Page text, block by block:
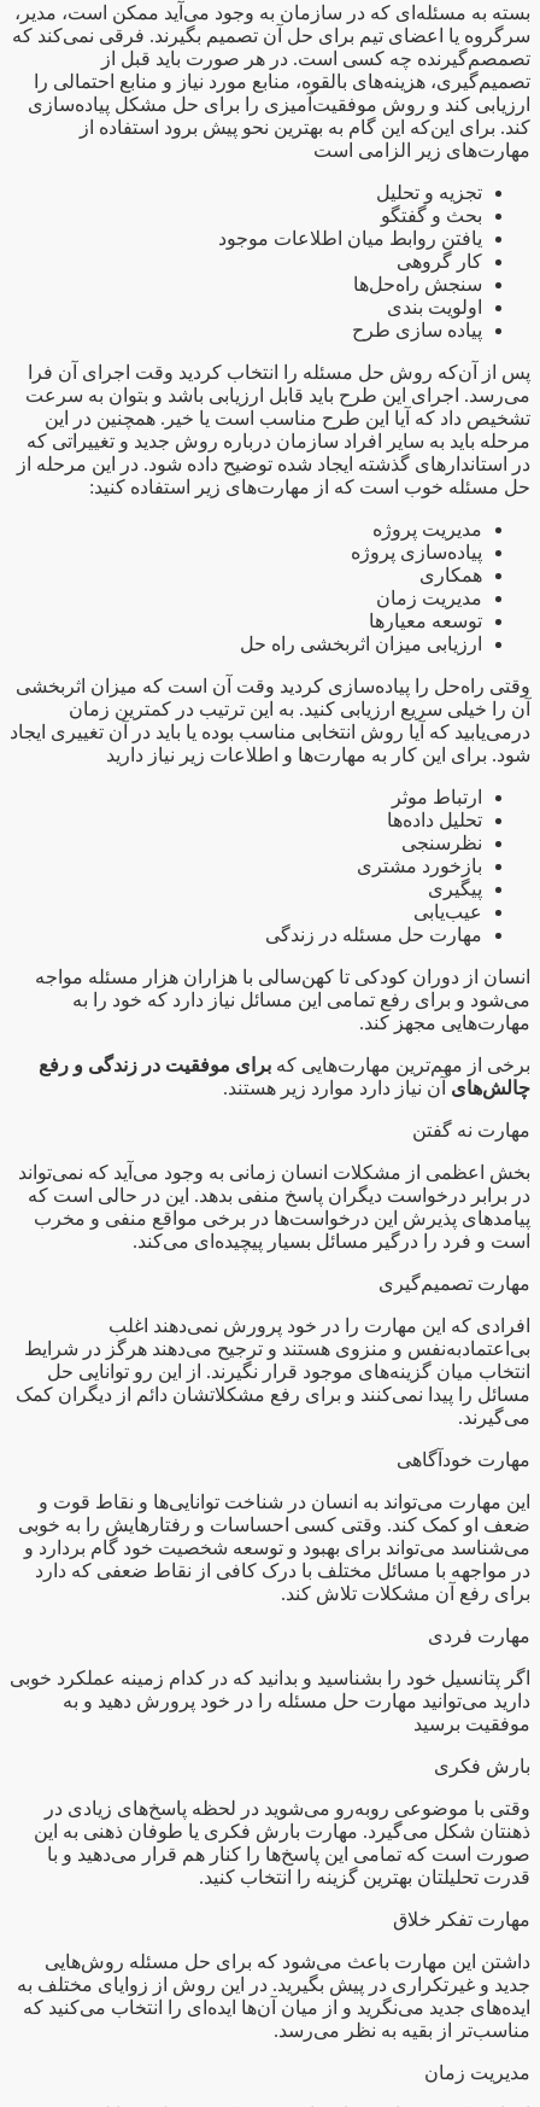
بسته به مسئله‌ای که در سازمان به وجود می‌آید ممکن است، مدیر،
سرگروه یا اعضای تیم برای حل آن تصمیم بگیرند. فرقی نمی‌کند که
تصمصم‌گیرنده چه کسی است. در هر صورت باید قبل از
تصمیم‌گیری، هزینه‌های بالقوه، منابع مورد نیاز و منابع احتمالی را
ارزیابی کند و روش موفقیت‌آمیزی را برای حل مشکل پیاده‌سازی
کند. برای این‌که این گام به بهترین نحو پیش برود استفاده از
مهارت‌های زیر الزامی است
تجزیه و تحلیل
بحث و گفتگو
یافتن روابط میان اطلاعات موجود
کار گروهی
سنجش راه‌حل‌ها
اولویت بندی
پیاده‌ سازی طرح
پس از آن‌که روش حل مسئله را انتخاب کردید وقت اجرای آن فرا
می‌رسد. اجرای این طرح باید قابل ارزیابی باشد و بتوان به سرعت
تشخیص داد که آیا این طرح مناسب است یا خیر. همچنین در این
مرحله باید به سایر افراد سازمان درباره روش جدید و تغییراتی که
در استاندارهای گذشته ایجاد شده توضیح داده شود. در این مرحله از
حل مسئله خوب است که از مهارت‌های زیر استفاده کنید:
مدیریت پروژه
پیاده‌سازی پروژه
همکاری
مدیریت زمان
توسعه معیارها
ارزیابی میزان اثربخشی راه‌ حل
وقتی راه‌حل را پیاده‌سازی کردید وقت آن است که میزان اثربخشی
آن را خیلی سریع ارزیابی کنید. به این ترتیب در کمترین زمان
درمی‌یابید که آیا روش انتخابی مناسب بوده یا باید در آن تغییری ایجاد
شود. برای این کار به مهارت‌ها و اطلاعات زیر نیاز دارید
ارتباط موثر
تحلیل داده‌ها
نظرسنجی
بازخورد مشتری
پیگیری
عیب‌یابی
مهارت حل مسئله در زندگی
انسان از دوران کودکی تا کهن‌سالی با هزاران هزار مسئله مواجه
می‌شود و برای رفع تمامی این مسائل نیاز دارد که خود را به
مهارت‌هایی مجهز کند.
برخی از مهم‌ترین مهارت‌هایی که برای موفقیت در زندگی و رفع
چالش‌های آن نیاز دارد موارد زیر هستند.
مهارت نه گفتن
بخش اعظمی از مشکلات انسان زمانی به وجود می‌آید که نمی‌تواند
در برابر درخواست دیگران پاسخ منفی بدهد. این در حالی است که
پیامدهای پذیرش این درخواست‌ها در برخی مواقع منفی و مخرب
است و فرد را درگیر مسائل بسیار پیچیده‌ای می‌کند.
مهارت تصمیم‌گیری
افرادی که این مهارت را در خود پرورش نمی‌دهند اغلب
بی‌اعتمادبه‌نفس و منزوی هستند و ترجیح می‌دهند هرگز در شرایط
انتخاب میان گزینه‌های موجود قرار نگیرند. از این رو توانایی حل
مسائل را پیدا نمی‌کنند و برای رفع مشکلاتشان دائم از دیگران کمک
می‌گیرند.
مهارت خودآگاهی
این مهارت می‌تواند به انسان در شناخت توانایی‌ها و نقاط قوت و
ضعف او کمک کند. وقتی کسی احساسات و رفتارهایش را به خوبی
می‌شناسد می‌تواند برای بهبود و توسعه شخصیت خود گام بردارد و
در مواجهه با مسائل مختلف با درک کافی از نقاط ضعفی که دارد
برای رفع آن مشکلات تلاش کند.
مهارت‌ فردی
اگر پتانسیل‌ خود را بشناسید و بدانید که در کدام زمینه عملکرد خوبی
دارید می‌توانید مهارت حل مسئله را در خود پرورش دهید و به
موفقیت برسید
بارش فکری
وقتی با موضوعی روبه‌رو می‌شوید در لحظه پاسخ‌های زیادی در
ذهنتان شکل می‌گیرد. مهارت بارش فکری یا طوفان ذهنی به این
صورت است که تمامی این پاسخ‌ها را کنار هم قرار می‌دهید و با
قدرت تحلیلتان بهترین گزینه را انتخاب کنید.
مهارت تفکر خلاق
داشتن این مهارت باعث می‌شود که برای حل مسئله روش‌هایی
جدید و غیرتکراری در پیش بگیرید. در این روش از زوایای مختلف به
ایده‌های جدید می‌نگرید و از میان آن‌ها ایده‌ای را انتخاب می‌کنید که
مناسب‌تر از بقیه به نظر می‌رسد.
مدیریت زمان